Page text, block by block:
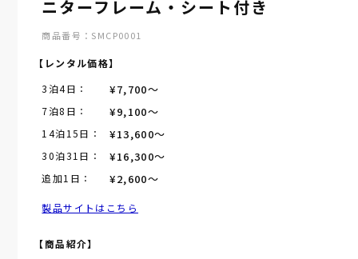
ニターフレーム・シート付き
商品番号： SMCP0001
【レンタル価格】
3泊4日：
¥7,700～
7泊8日： ¥9,100～
14泊15日： ¥13,600～
30泊31日： ¥16,300～
追加1日： ¥2,600～
製品サイトはこちら
【商品紹介】